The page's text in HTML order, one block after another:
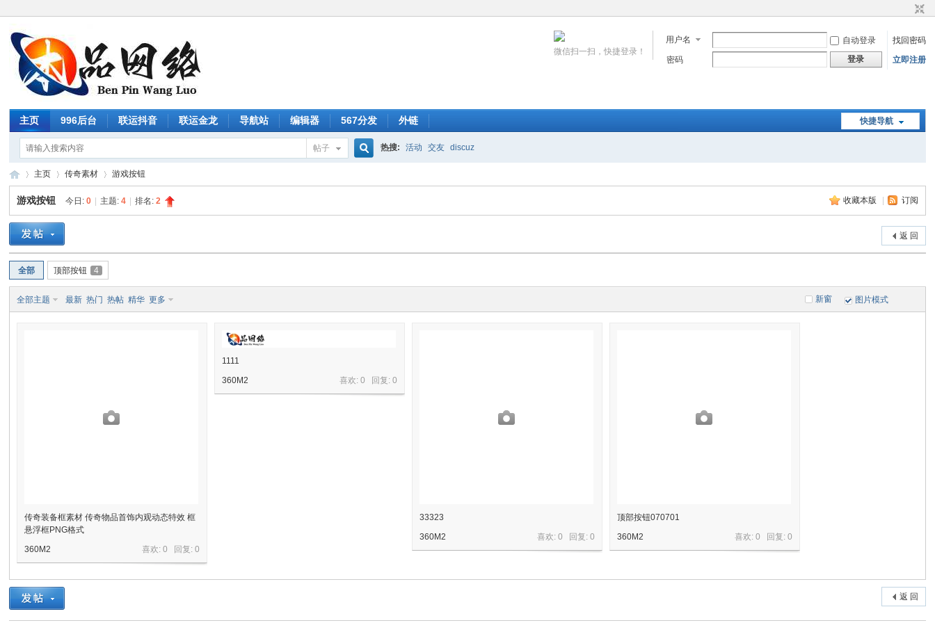
用户名 自动登录
找回密码
密码
登录 立即注册
微信扫一扫，快捷登录！
快捷导航
主页 996后台 联运抖音 联运金龙 导航站 编辑器 567分发 外链
帖子 热搜: 活动 交友 discuz
»
主页
›
传奇素材 游戏按钮
收藏本版 订阅
游戏按钮 今日:0 主题:4 排名:2
返 回
全部 顶部按钮 4
新窗
全部主题 最新 热门 热帖 精华 更多 图片模式
传奇装备框素材 传奇物品首饰内观动态特效 框
悬浮框PNG格式
喜欢: 0 回复:0
360M2
1111
喜欢: 0 回复:0
360M2
33323
喜欢: 0 回复:0
360M2
顶部按钮070701
喜欢: 0 回复:0
360M2
返 回